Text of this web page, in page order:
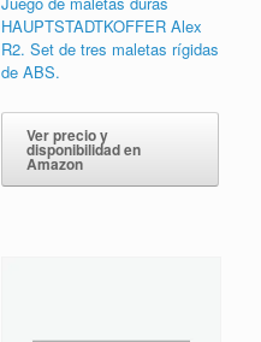
HAUPTSTADTKOFFER Alex
R2. Set de tres maletas rígidas
de ABS.
Ver precio y
disponibilidad en
Amazon